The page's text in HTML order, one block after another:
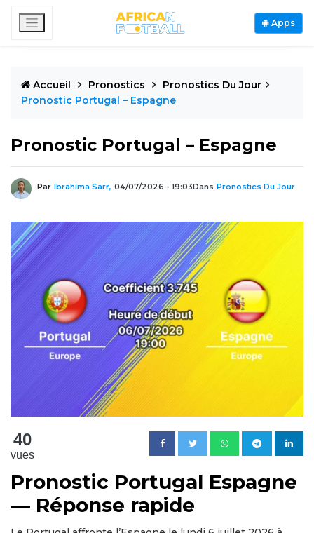
Apps
Accueil Pronostics
Pronostics Du Jour
Pronostic Portugal – Espagne
Pronostic Portugal – Espagne
Par Ibrahima Sarr, 04/07/2026 - 19:03Dans Pronostics Du Jour
40
vues
Pronostic Portugal Espagne
— Réponse rapide